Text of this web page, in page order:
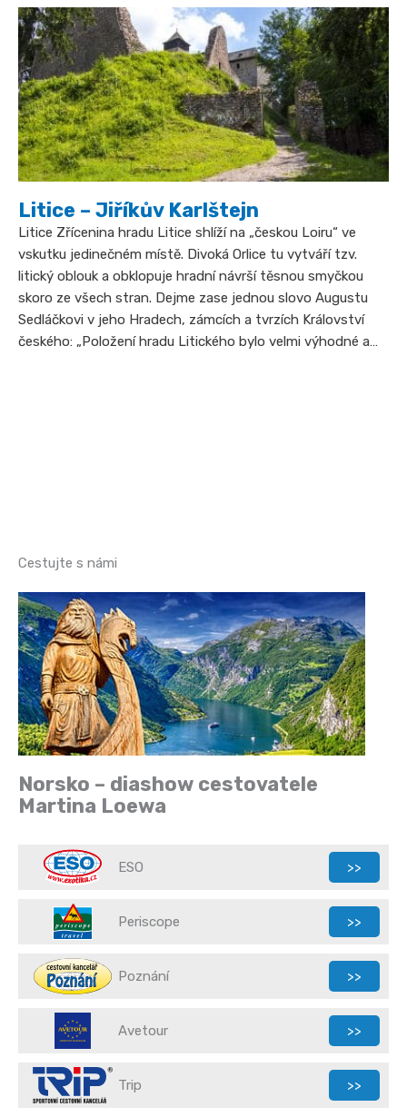
Litice – Jiříkův Karlštejn
Litice Zřícenina hradu Litice shlíží na „českou Loiru“ ve
vskutku jedinečném místě. Divoká Orlice tu vytváří tzv.
litický oblouk a obklopuje hradní návrší těsnou smyčkou
skoro ze všech stran. Dejme zase jednou slovo Augustu
Sedláčkovi v jeho Hradech, zámcích a tvrzích Království
českého: „Položení hradu Litického bylo velmi výhodné a…
Cestujte s námi
Norsko – diashow cestovatele
Martina Loewa
ESO >>
Periscope >>
Poznání >>
Avetour >>
Trip >>